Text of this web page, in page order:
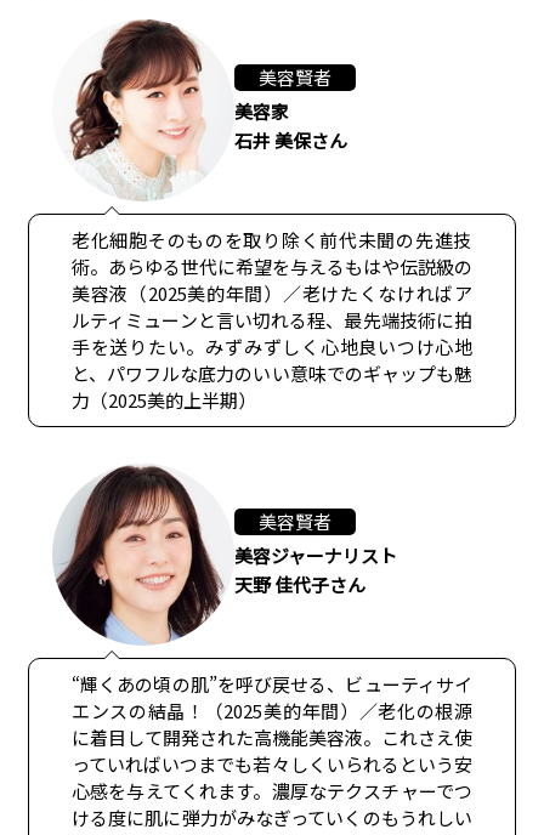
美容賢者
美容家
石井 美保さん
老化細胞そのものを取り除く前代未聞の先進技
術。あらゆる世代に希望を与えるもはや伝説級の
美容液（2025美的年間）／老けたくなければア
ルティミューンと言い切れる程、最先端技術に拍
手を送りたい。みずみずしく心地良いつけ心地
と、パワフルな底力のいい意味でのギャップも魅
力（2025美的上半期）
美容賢者
美容ジャーナリスト
天野 佳代子さん
“輝くあの頃の肌”を呼び戻せる、ビューティサイ
エンスの結晶！（2025美的年間）／老化の根源
に着目して開発された高機能美容液。これさえ使
っていればいつまでも若々しくいられるという安
心感を与えてくれます。濃厚なテクスチャーでつ
ける度に肌に弾力がみなぎっていくのもうれしい